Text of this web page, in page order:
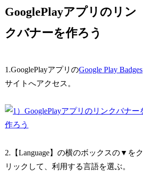
GooglePlayアプリのリン
クバナーを作ろう
1.GooglePlayアプリのGoogle Play Badges
サイトへアクセス。
2.【Language】の横のボックスの▼をク
リックして、利用する言語を選ぶ。